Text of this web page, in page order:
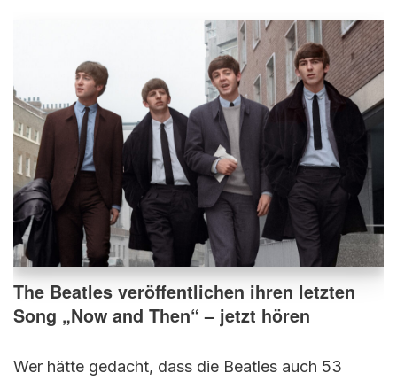
The Beatles veröffentlichen ihren letzten
Song „Now and Then“ – jetzt hören
Wer hätte gedacht, dass die Beatles auch 53